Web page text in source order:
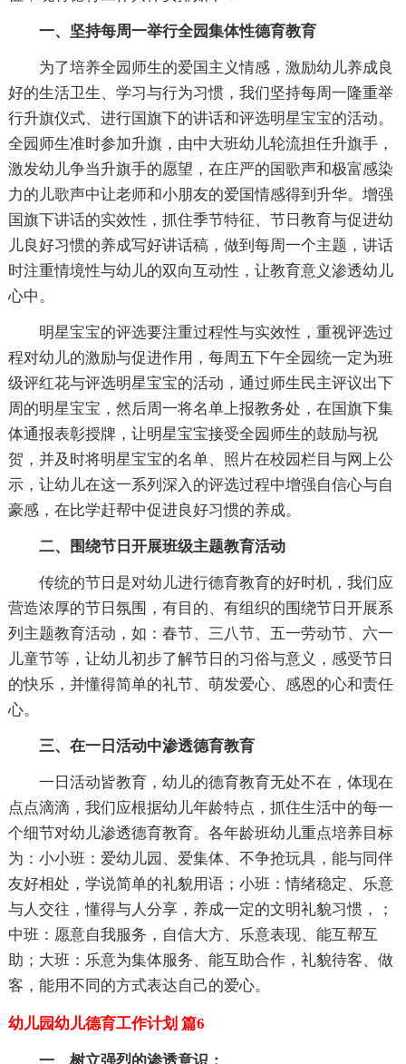
一、坚持每周一举行全园集体性德育教育
为了培养全园师生的爱国主义情感，激励幼儿养成良
好的生活卫生、学习与行为习惯，我们坚持每周一隆重举
行升旗仪式、进行国旗下的讲话和评选明星宝宝的活动。
全园师生准时参加升旗，由中大班幼儿轮流担任升旗手，
激发幼儿争当升旗手的愿望，在庄严的国歌声和极富感染
力的儿歌声中让老师和小朋友的爱国情感得到升华。增强
国旗下讲话的实效性，抓住季节特征、节日教育与促进幼
儿良好习惯的养成写好讲话稿，做到每周一个主题，讲话
时注重情境性与幼儿的双向互动性，让教育意义渗透幼儿
心中。
明星宝宝的评选要注重过程性与实效性，重视评选过
程对幼儿的激励与促进作用，每周五下午全园统一定为班
级评红花与评选明星宝宝的活动，通过师生民主评议出下
周的明星宝宝，然后周一将名单上报教务处，在国旗下集
体通报表彰授牌，让明星宝宝接受全园师生的鼓励与祝
贺，并及时将明星宝宝的名单、照片在校园栏目与网上公
示，让幼儿在这一系列深入的评选过程中增强自信心与自
豪感，在比学赶帮中促进良好习惯的养成。
二、围绕节日开展班级主题教育活动
传统的节日是对幼儿进行德育教育的好时机，我们应
营造浓厚的节日氛围，有目的、有组织的围绕节日开展系
列主题教育活动，如：春节、三八节、五一劳动节、六一
儿童节等，让幼儿初步了解节日的习俗与意义，感受节日
的快乐，并懂得简单的礼节、萌发爱心、感恩的心和责任
心。
三、在一日活动中渗透德育教育
一日活动皆教育，幼儿的德育教育无处不在，体现在
点点滴滴，我们应根据幼儿年龄特点，抓住生活中的每一
个细节对幼儿渗透德育教育。各年龄班幼儿重点培养目标
为：小小班：爱幼儿园、爱集体、不争抢玩具，能与同伴
友好相处，学说简单的礼貌用语；小班：情绪稳定、乐意
与人交往，懂得与人分享，养成一定的文明礼貌习惯，；
中班：愿意自我服务，自信大方、乐意表现、能互帮互
助；大班：乐意为集体服务、能互助合作，礼貌待客、做
客，能用不同的方式表达自己的爱心。
幼儿园幼儿德育工作计划 篇6